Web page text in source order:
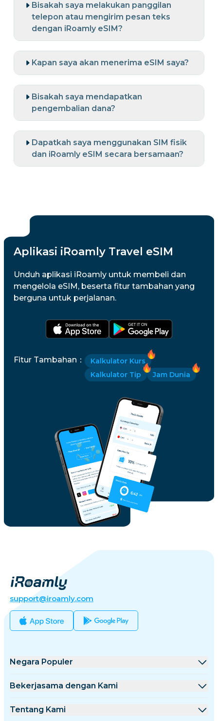
Bisakah saya melakukan panggilan
telepon atau mengirim pesan teks
dengan iRoamly eSIM?
Kapan saya akan menerima eSIM saya?
Bisakah saya mendapatkan
pengembalian dana?
Dapatkah saya menggunakan SIM fisik
dan iRoamly eSIM secara bersamaan?
Aplikasi iRoamly Travel eSIM
Unduh aplikasi iRoamly untuk membeli dan
mengelola eSIM, beserta fitur tambahan yang
berguna untuk perjalanan.
Fitur Tambahan ：
Kalkulator Kurs
Kalkulator Tip
Jam Dunia
support@iroamly.com
Negara Populer
Amerika Serikat
Bekerjasama dengan Kami
Platform Grosir
Tentang Kami